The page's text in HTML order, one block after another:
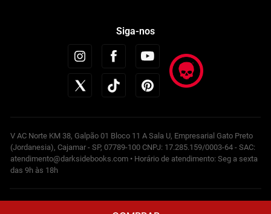
Siga-nos
V AC Norte KM 38, Galpão 01 Bloco 11 A Sala U, Empresarial Gato Preto
(Jordanesia), Cajamar - SP, 07789-100 CNPJ: 17.285.159/0003-64 - SAC:
atendimento@darksidebooks.com • Horário de atendimento: Seg a sexta
das 9h às 18h